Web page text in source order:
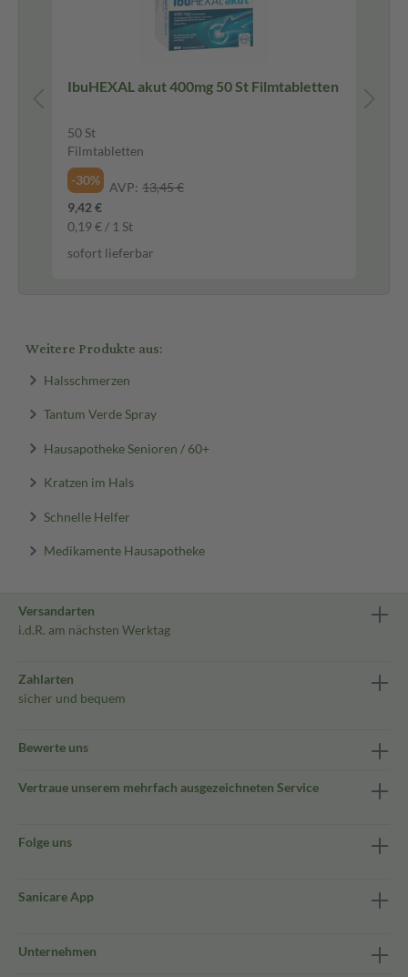
IbuHEXAL akut 400mg 50 St Filmtabletten
50 St
Filmtabletten
-30%
AVP: 13,45 €
9,42 €
0,19 € / 1 St
sofort lieferbar
Weitere Produkte aus:
Halsschmerzen
Tantum Verde Spray
Hausapotheke Senioren / 60+
Kratzen im Hals
Schnelle Helfer
Medikamente Hausapotheke
Versandarten
i.d.R. am nächsten Werktag
Zahlarten
sicher und bequem
Bewerte uns
Vertraue unserem mehrfach ausgezeichneten Service
Folge uns
Sanicare App
Unternehmen